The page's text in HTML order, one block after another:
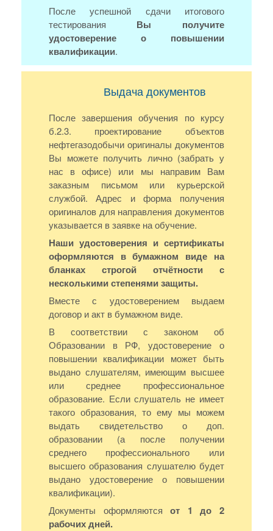
После успешной сдачи итогового
тестирования Вы получите
удостоверение о повышении
квалификации.
Выдача документов
После завершения обучения по курсу
б.2.3. проектирование объектов
нефтегазодобычи оригиналы документов
Вы можете получить лично (забрать у
нас в офисе) или мы направим Вам
заказным письмом или курьерской
службой. Адрес и форма получения
оригиналов для направления документов
указывается в заявке на обучение.
Наши удостоверения и сертификаты
оформляются в бумажном виде на
бланках строгой отчётности с
несколькими степенями защиты.
Вместе с удостоверением выдаем
договор и акт в бумажном виде.
В соответствии с законом об
Образовании в РФ, удостоверение о
повышении квалификации может быть
выдано слушателям, имеющим высшее
или среднее профессиональное
образование. Если слушатель не имеет
такого образования, то ему мы можем
выдать свидетельство о доп.
образовании (а после получении
среднего профессионального или
высшего образования слушателю будет
выдано удостоверение о повышении
квалификации).
Документы оформляютсяот 1 до 2
рабочих дней.